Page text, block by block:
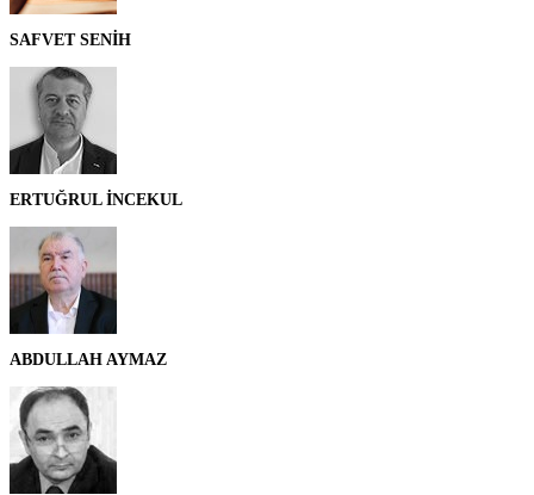
SAFVET SENİH
ERTUĞRUL İNCEKUL
ABDULLAH AYMAZ